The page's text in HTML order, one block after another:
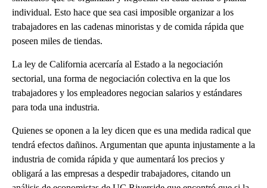
individual. Esto hace que sea casi imposible organizar a los
trabajadores en las cadenas minoristas y de comida rápida que
poseen miles de tiendas.
La ley de California acercaría al Estado a la negociación
sectorial, una forma de negociación colectiva en la que los
trabajadores y los empleadores negocian salarios y estándares
para toda una industria.
Quienes se oponen a la ley dicen que es una medida radical que
tendrá efectos dañinos. Argumentan que apunta injustamente a la
industria de comida rápida y que aumentará los precios y
obligará a las empresas a despedir trabajadores, citando un